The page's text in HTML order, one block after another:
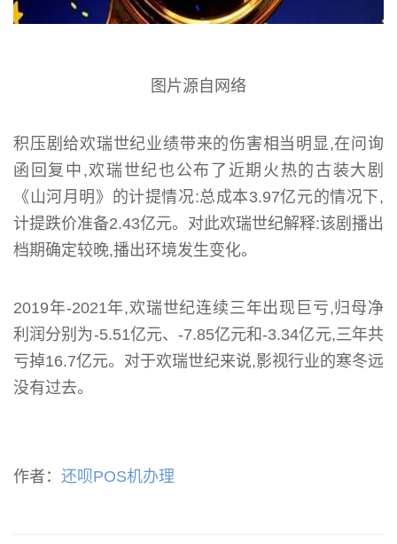
图片源自网络
积压剧给欢瑞世纪业绩带来的伤害相当明显,在问询
函回复中,欢瑞世纪也公布了近期火热的古装大剧
《山河月明》的计提情况:总成本3.97亿元的情况下,
计提跌价准备2.43亿元。对此欢瑞世纪解释:该剧播出
档期确定较晚,播出环境发生变化。
2019年-2021年,欢瑞世纪连续三年出现巨亏,归母净
利润分别为-5.51亿元、-7.85亿元和-3.34亿元,三年共
亏掉16.7亿元。对于欢瑞世纪来说,影视行业的寒冬远
没有过去。
作者： 还呗POS机办理